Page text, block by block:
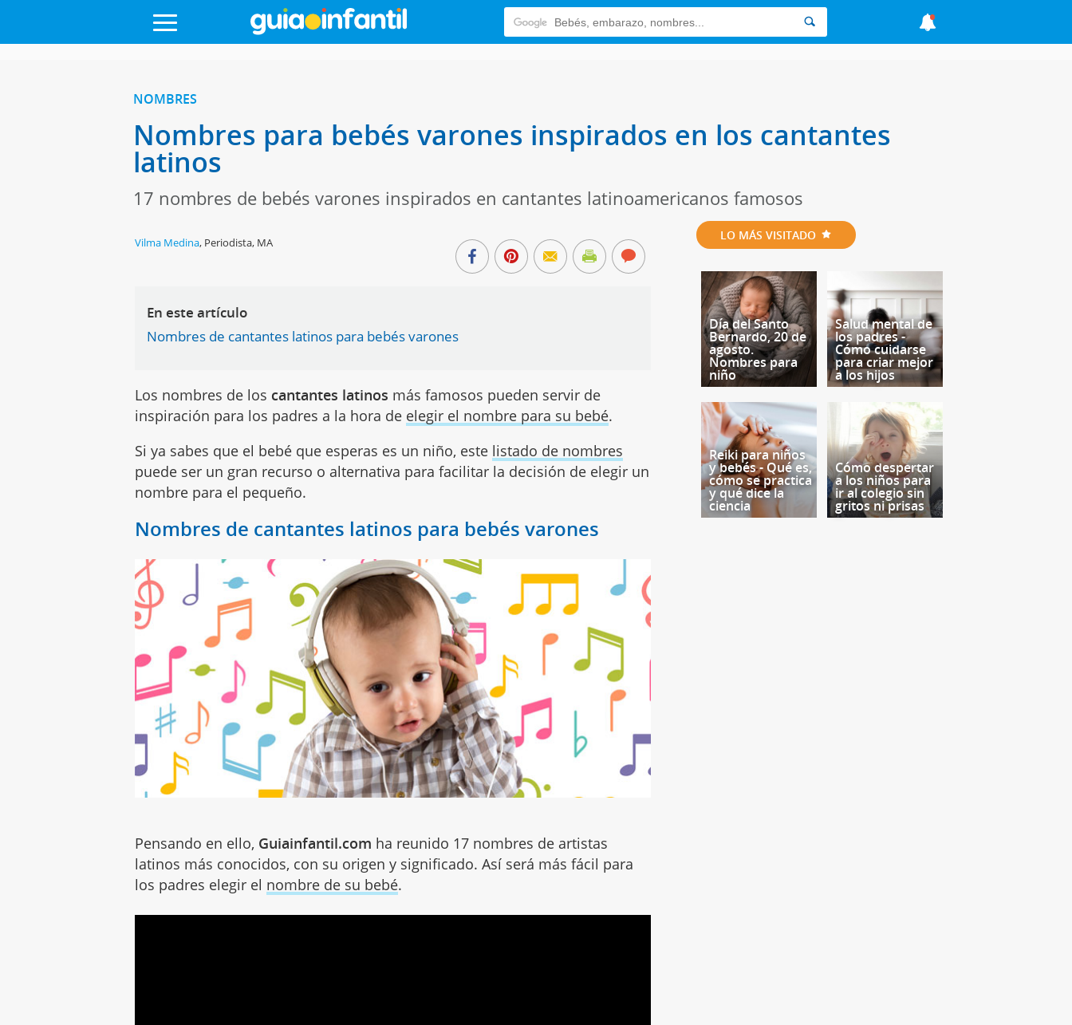
NOMBRES
Nombres para bebés varones inspirados en los cantantes
latinos
17 nombres de bebés varones inspirados en cantantes latinoamericanos famosos
Vilma Medina, Periodista, MA
En este artículo
Nombres de cantantes latinos para bebés varones
Los nombres de los cantantes latinos más famosos pueden servir de
inspiración para los padres a la hora de elegir el nombre para su bebé.
Si ya sabes que el bebé que esperas es un niño, este listado de nombres
puede ser un gran recurso o alternativa para facilitar la decisión de elegir un
nombre para el pequeño.
Nombres de cantantes latinos para bebés varones
Pensando en ello, Guiainfantil.com ha reunido 17 nombres de artistas
latinos más conocidos, con su origen y significado. Así será más fácil para
los padres elegir el nombre de su bebé.
LO MÁS VISITADO
Día del Santo
Bernardo, 20 de
agosto.
Nombres para
niño
Salud mental de
los padres -
Cómo cuidarse
para criar mejor
a los hijos
Reiki para niños
y bebés - Qué es,
cómo se practica
y qué dice la
ciencia
Cómo despertar
a los niños para
ir al colegio sin
gritos ni prisas